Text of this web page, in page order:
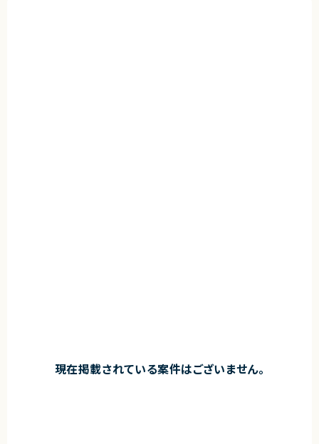
現在掲載されている案件はございません。